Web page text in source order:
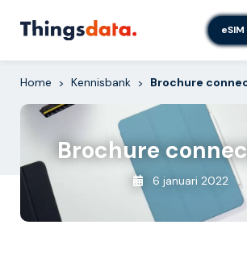
Home > Kennisbank > Brochure
Brochure
6 januari 2022